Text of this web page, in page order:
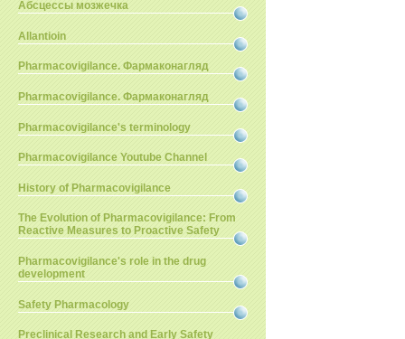
Абсцессы мозжечка
Allantioin
Pharmacovigilance. Фармаконагляд
Pharmacovigilance. Фармаконагляд
Pharmacovigilance's terminology
Pharmacovigilance Youtube Channel
History of Pharmacovigilance
The Evolution of Pharmacovigilance: From
Reactive Measures to Proactive Safety
Pharmacovigilance's role in the drug
development
Safety Pharmacology
Preclinical Research and Early Safety